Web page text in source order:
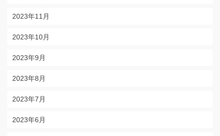
2023年11月
2023年10月
2023年9月
2023年8月
2023年7月
2023年6月